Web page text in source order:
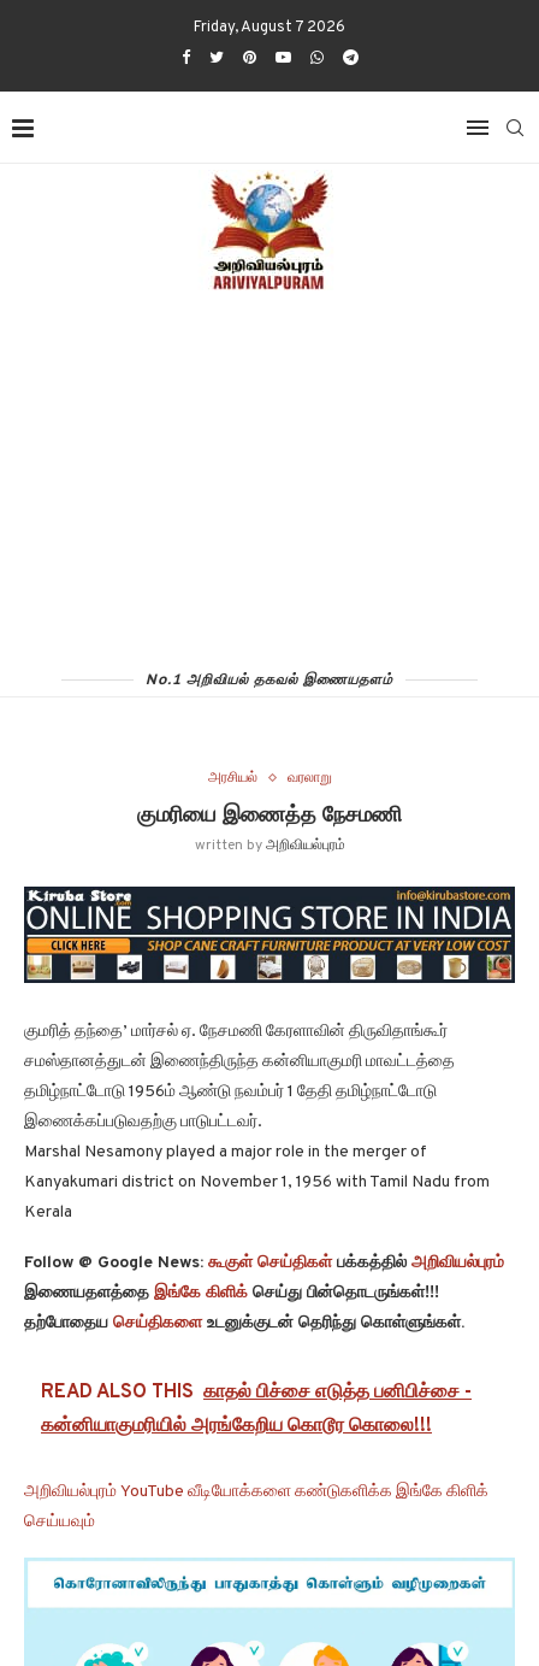
Friday, August 7 2026
No.1 அறிவியல் தகவல் இணையதளம்
அரசியல் வரலாறு
குமரியை இணைத்த நேசமணி
written byஅறிவியல்புரம்
குமரித் தந்தை’ மார்சல் ஏ. நேசமணி கேரளாவின் திருவிதாங்கூர்
சமஸ்தானத்துடன் இணைந்திருந்த கன்னியாகுமரி மாவட்டத்தை
தமிழ்நாட்டோடு 1956ம் ஆண்டு நவம்பர் 1 தேதி தமிழ்நாட்டோடு
இணைக்கப்படுவதற்கு பாடுபட்டவர்.
Marshal Nesamony played a major role in the merger of
Kanyakumari district on November 1, 1956 with Tamil Nadu from
Kerala
Follow @ Google News: கூகுள் செய்திகள்பக்கத்தில் அறிவியல்புரம்
இணையதளத்தை இங்கே கிளிக் செய்து பின்தொடருங்கள்!!!
தற்போதைய செய்திகளைஉடனுக்குடன் தெரிந்து கொள்ளுங்கள்.
READ ALSO THIS காதல் பிச்சை எடுத்த பனிபிச்சை -
கன்னியாகுமரியில் அரங்கேறிய கொடூர கொலை!!!
அறிவியல்புரம் YouTube வீடியோக்களை கண்டுகளிக்க இங்கே கிளிக்
செய்யவும்